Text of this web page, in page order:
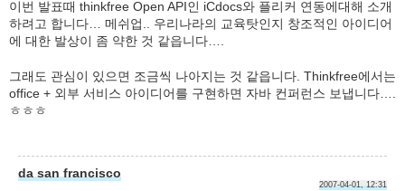
이번 발표때 thinkfree Open API인 iCdocs와 플리커 연동에대해 소개
하려고 합니다… 메쉬업.. 우리나라의 교육탓인지 창조적인 아이디어
에 대한 발상이 좀 약한 것 같읍니다….
그래도 관심이 있으면 조금씩 나아지는 것 같읍니다. Thinkfree에서는
office + 외부 서비스 아이디어를 구현하면 자바 컨퍼런스 보냅니다….
ㅎㅎㅎ
da san francisco
2007-04-01, 12:31